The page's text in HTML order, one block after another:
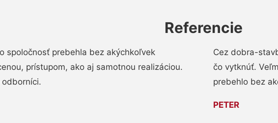
Referencie
spoločnosť prebehla bez akýchkoľvek
prístupom, ako aj samotnou realizáciou.
Cez dobra-
čo vytknúť.
prebehlo bez
PETER